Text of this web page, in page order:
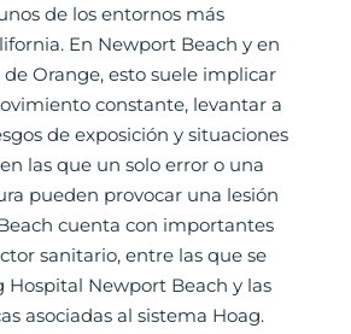
de los entornos más
En Newport Beach y en
Orange, esto suele implicar
constante, levantar a
de exposición y situaciones
las que un solo error o una
pueden provocar una lesión
cuenta con importantes
sanitario, entre las que se
Hospital Newport Beach y las
asociadas al sistema Hoag.